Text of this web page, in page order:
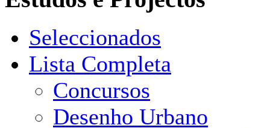
Seleccionados
Lista Completa
Concursos
Desenho Urbano